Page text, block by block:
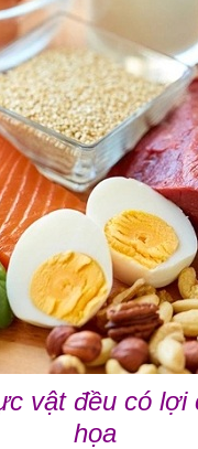
vật đều có
họa